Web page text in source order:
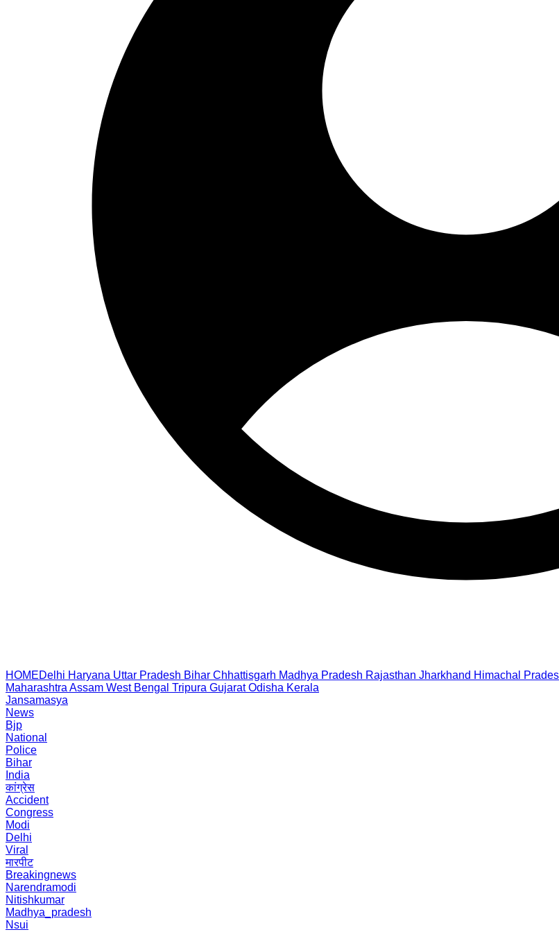
HOMEDelhi Haryana Uttar Pradesh Bihar Chhattisgarh Madhya Pradesh Rajasthan Jharkhand Himachal
Maharashtra Assam West Bengal Tripura Gujarat Odisha Kerala
Jansamasya
News
Bjp
National
Police
Bihar
India
कांग्रेस
Accident
Congress
Modi
Delhi
Viral
मारपीट
Breakingnews
Narendramodi
Nitishkumar
Madhya_pradesh
Nsui